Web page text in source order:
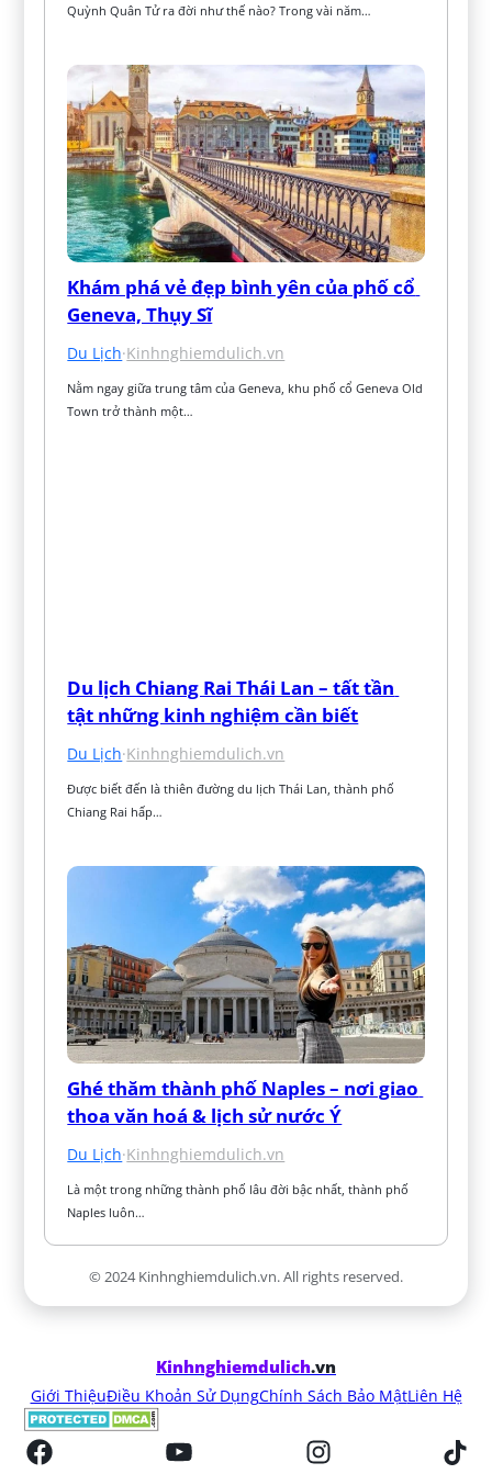
Quỳnh Quân Tử ra đời như thế nào? Trong vài năm…
Khám phá vẻ đẹp bình yên của phố cổ
Geneva, Thụy Sĩ
Du Lịch·Kinhnghiemdulich.vn
Nằm ngay giữa trung tâm của Geneva, khu phố cổ Geneva Old
Town trở thành một…
Du lịch Chiang Rai Thái Lan – tất tần
tật những kinh nghiệm cần biết
Du Lịch·Kinhnghiemdulich.vn
Được biết đến là thiên đường du lịch Thái Lan, thành phố
Chiang Rai hấp…
Ghé thăm thành phố Naples – nơi giao
thoa văn hoá & lịch sử nước Ý
Du Lịch·Kinhnghiemdulich.vn
Là một trong những thành phố lâu đời bậc nhất, thành phố
Naples luôn…
© 2024 Kinhnghiemdulich.vn. All rights reserved.
Kinhnghiemdulich.vn
Giới ThiệuĐiều Khoản Sử DụngChính Sách Bảo MậtLiên Hệ